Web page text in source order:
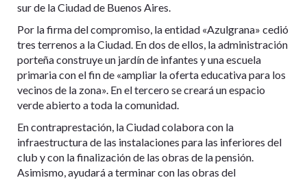
sur de la Ciudad de Buenos Aires.
Por la firma del compromiso, la entidad «Azulgrana» cedió
tres terrenos a la Ciudad. En dos de ellos, la administración
porteña construye un jardín de infantes y una escuela
primaria con el fin de «ampliar la oferta educativa para los
vecinos de la zona». En el tercero se creará un espacio
verde abierto a toda la comunidad.
En contraprestación, la Ciudad colabora con la
infraestructura de las instalaciones para las inferiores del
club y con la finalización de las obras de la pensión.
Asimismo, ayudará a terminar con las obras del